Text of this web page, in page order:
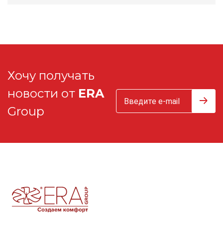
Хочу получать
новости от ERA
Group